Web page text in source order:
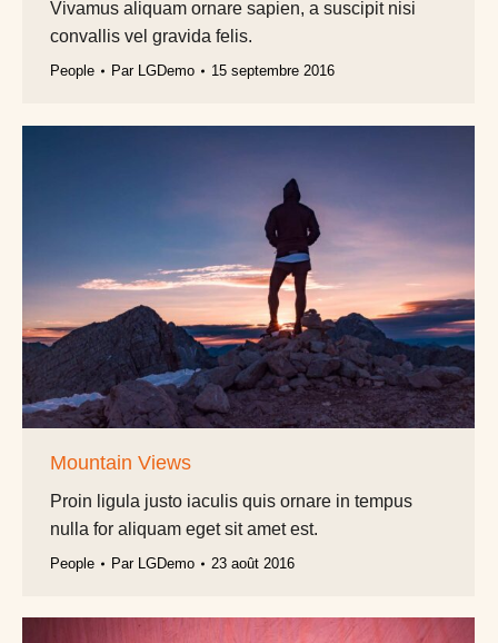
Vivamus aliquam ornare sapien, a suscipit nisi
convallis vel gravida felis.
People Par LGDemo 15 septembre 2016
Mountain Views
Proin ligula justo iaculis quis ornare in tempus
nulla for aliquam eget sit amet est.
People Par LGDemo 23 août 2016